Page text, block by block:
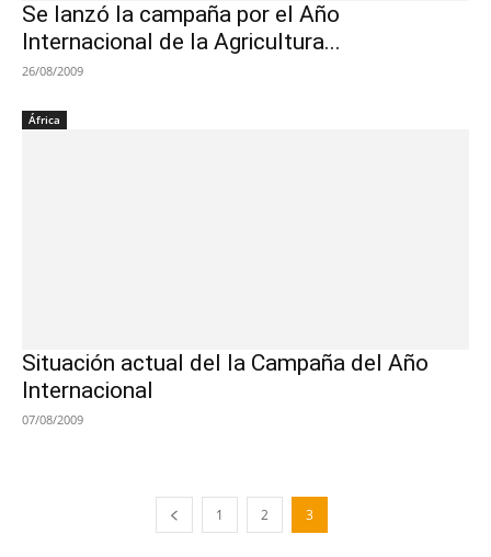
Se lanzó la campaña por el Año
Internacional de la Agricultura...
26/08/2009
África
Situación actual del la Campaña del Año
Internacional
07/08/2009
1 2 3